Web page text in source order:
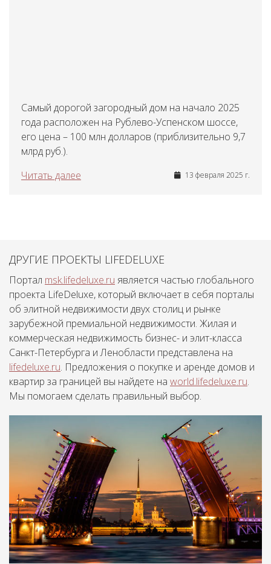
Самый дорогой загородный дом на начало 2025
года расположен на Рублево-Успенском шоссе,
его цена – 100 млн долларов (приблизительно 9,7
млрд руб.).
Читать далее
13 февраля 2025 г.
ДРУГИЕ ПРОЕКТЫ LIFEDELUXE
Портал msk.lifedeluxe.ru является частью глобального
проекта LifeDeluxe, который включает в себя порталы
об элитной недвижимости двух столиц и рынке
зарубежной премиальной недвижимости. Жилая и
коммерческая недвижимость бизнес- и элит-класса
Санкт-Петербурга и Ленобласти представлена на
lifedeluxe.ru. Предложения о покупке и аренде домов и
квартир за границей вы найдете на world.lifedeluxe.ru.
Мы помогаем сделать правильный выбор.